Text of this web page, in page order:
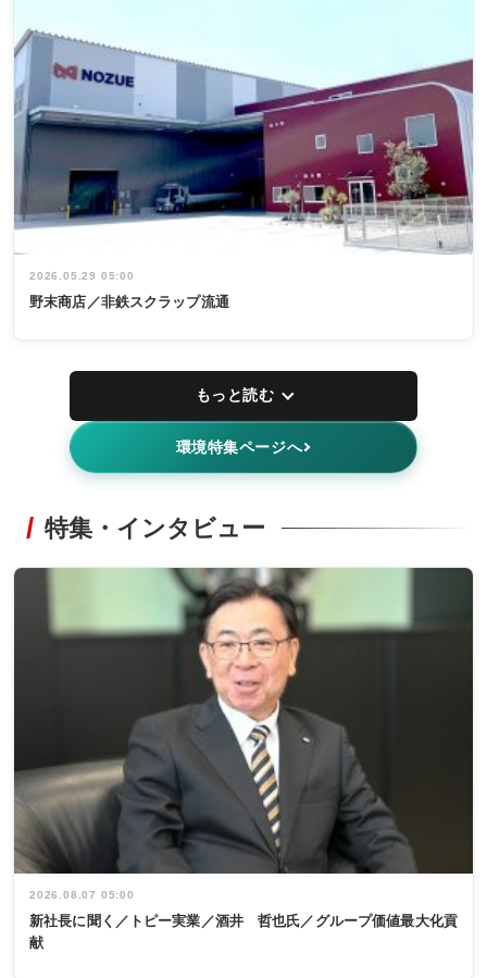
2026.05.29 05:00
野末商店／非鉄スクラップ流通
もっと読む
環境特集ページへ
特集・インタビュー
2026.08.07 05:00
新社長に聞く／トピー実業／酒井 哲也氏／グループ価値最大化貢
献